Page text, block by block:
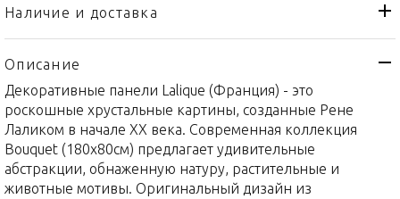
Бренд
Коллекция
Bouquet
Страна производителя
Материал
Хрусталь
Объем / Размер
180x80см
Наличие и доставка
Описание
Декоративные панели Lalique (Франция) - это
роскошные хрустальные картины, созданные Рене
Лаликом в начале XX века. Современная коллекция
Bouquet (180x80см) предлагает удивительные
абстракции, обнаженную натуру, растительные и
животные мотивы. Оригинальный дизайн из